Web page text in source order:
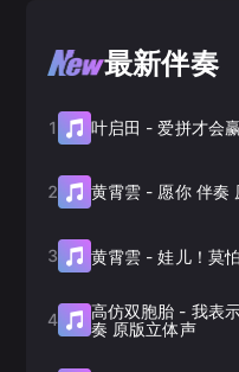
最新伴奏
1 叶启田 -爱拼才会
2 黄霄雲 - 愿你 伴奏
3 黄霄雲 -娃儿！莫
4 高仿双胞胎 - 我表
奏 原版立体声